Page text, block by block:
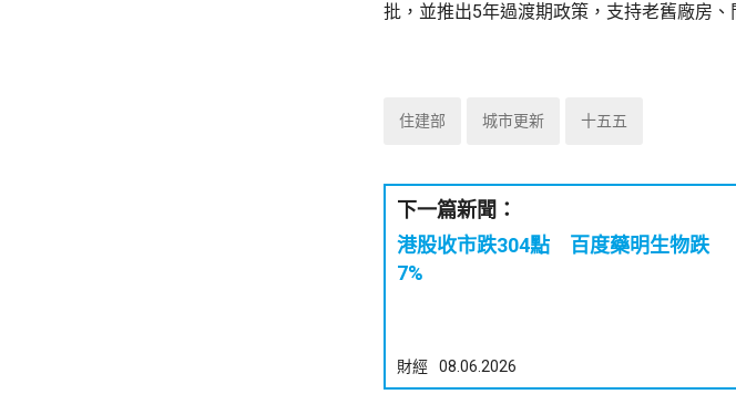
批，並推出5年過渡期政策，支持老舊廠房
住建部 城市更新 十五五
下一篇新聞：
港股收市跌304點 百度藥明生物跌
7%
財經 08.06.2026